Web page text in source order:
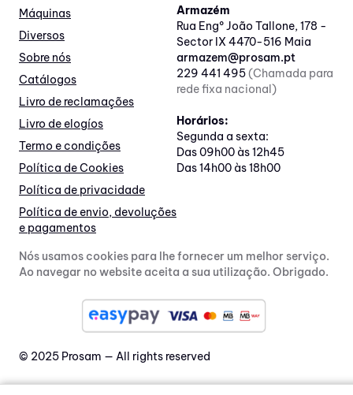
Máquinas
Diversos
Sobre nós
Catálogos
Livro de reclamações
Livro de elogíos
Termo e condições
Política de Cookies
Política de privacidade
Política de envio, devoluções
e pagamentos
Armazém
Rua Engº João Tallone, 178 -
Sector IX 4470-516 Maia
armazem@prosam.pt
229 441 495(Chamada para
rede fixa nacional)
Horários:
Segunda a sexta:
Das 09h00 às 12h45
Das 14h00 às 18h00
Nós usamos cookies para lhe fornecer um melhor serviço.
Ao navegar no website aceita a sua utilização. Obrigado.
© 2025 Prosam — All rights reserved